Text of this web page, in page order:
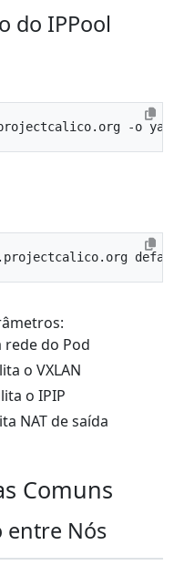
do IPPool
rede do Pod
o VXLAN
o IPIP
NAT de saída
Comuns
entre Nós